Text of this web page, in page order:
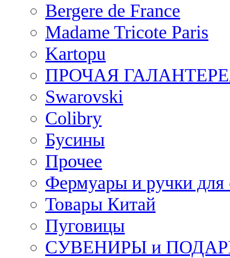
Bergere de France
Madame Tricote Paris
Kartopu
ПРОЧАЯ
Swarovski
Colibry
Бусины
Прочее
Фермуары и ручки для
Товары Китай
Пуговицы
СУВЕНИРЫ и